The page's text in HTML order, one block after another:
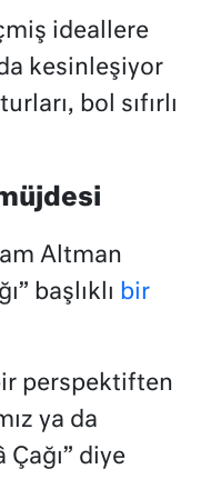
ideallere
kesinleşiyor
bol sıfırlı
Altman
başlıklı bir
perspektiften
ya da
Çağı” diye